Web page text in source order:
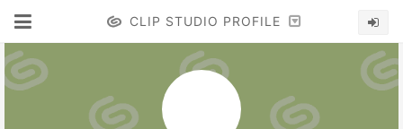
CLIP STUDIO PROFILE